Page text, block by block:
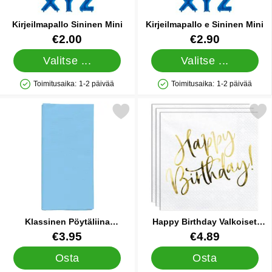
Kirjeilmapallo Sininen Mini
Tuote.nro 10960
€2.00
Valitse ...
Saatavuus: Varastossa
Toimitusaika: 1-2 päivää
Kirjeilmapallo e Sininen Mini
Tuote.nro 10964
€2.90
Valitse ...
Saatavuus: Varastossa
Toimitusaika: 1-2 päivää
Klassinen Pöytäliina
Vaaleansininen
Tuote.nro 83276
€3.95
Osta
klassinen Pöytäliina Vaaleansininen suosikiksi
Happy Birthday Valkoiset
Lautasliinat
Tuote.nro 20489
€4.89
Osta
Merkitse happy Birthday